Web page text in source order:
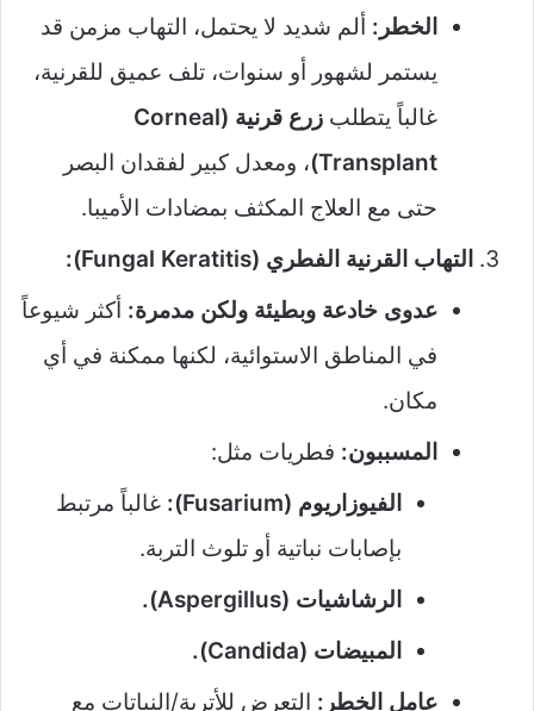
الخطر: ألم شديد لا يحتمل، التهاب مزمن قد
يستمر لشهور أو سنوات، تلف عميق للقرنية،
غالباً يتطلب
زرع قرنية (Corneal
Transplant) ، ومعدل كبير لفقدان البصر
حتى مع العلاج المكثف بمضادات الأميبا.
التهاب القرنية الفطري (Fungal Keratitis):
عدوى خادعة وبطيئة ولكن مدمرة: أكثر شيوعاً
في المناطق الاستوائية، لكنها ممكنة في أي
مكان.
المسببون: فطريات مثل:
الفيوزاريوم (Fusarium):
غالباً مرتبط
بإصابات نباتية أو تلوث التربة.
الرشاشيات (Aspergillus).
المبيضات (Candida).
عامل الخطر: التعرض للأتربة/النباتات مع